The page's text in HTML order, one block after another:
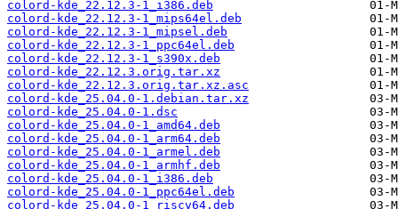
colord-kde_22.12.3-1_i386.deb
colord-kde_22.12.3-1_mips64el.deb
colord-kde_22.12.3-1_mipsel.deb
colord-kde_22.12.3-1_ppc64el.deb
colord-kde_22.12.3-1_s390x.deb
colord-kde_22.12.3.orig.tar.xz
colord-kde_22.12.3.orig.tar.xz.asc
colord-kde_25.04.0-1.debian.tar.xz
colord-kde_25.04.0-1.dsc
colord-kde_25.04.0-1_amd64.deb
colord-kde_25.04.0-1_arm64.deb
colord-kde_25.04.0-1_armel.deb
colord-kde_25.04.0-1_armhf.deb
colord-kde_25.04.0-1_i386.deb
colord-kde_25.04.0-1_ppc64el.deb
colord-kde_25.04.0-1_riscv64.deb